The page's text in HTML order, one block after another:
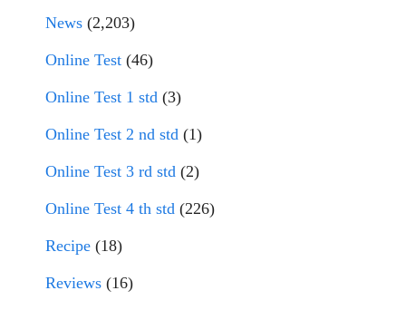
News (2,203)
Online Test (46)
Online Test 1 std (3)
Online Test 2 nd std (1)
Online Test 3 rd std (2)
Online Test 4 th std (226)
Recipe (18)
Reviews (16)